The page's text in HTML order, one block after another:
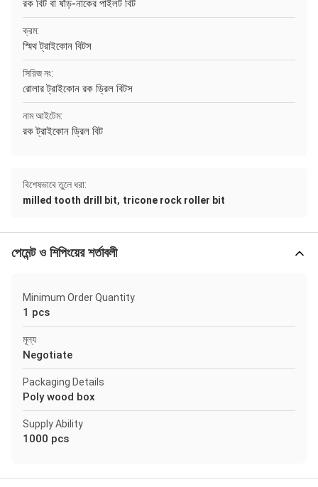
রক বিট বা ষাঁড়-নাকের পাইলট বিট
ক্রম:
স্মিথ ট্রাইকোন বিটস
সিরিজ নং:
রোলার ট্রাইকোন রক ড্রিল বিটস
নাম আইটেম:
রক ট্রাইকোন ড্রিল বিট
বিশেষভাবে তুলে ধরা:
milled tooth drill bit, tricone rock roller bit
পেমেন্ট ও শিপিংয়ের শর্তাবলী
Minimum Order Quantity
1 pcs
মূল্য
Negotiate
Packaging Details
Poly wood box
Supply Ability
1000 pcs